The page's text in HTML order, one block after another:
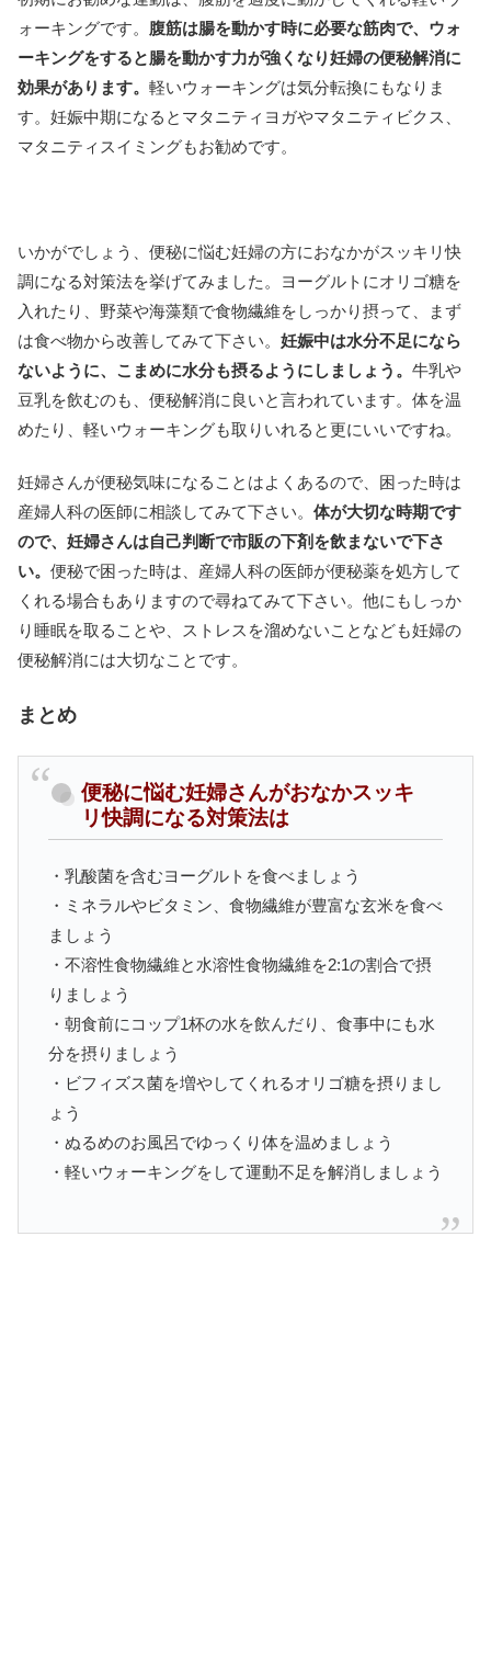
ォーキングです。 腹筋は腸を動かす時に必要な筋肉で、ウォ
ーキングをすると腸を動かす力が強くなり妊婦の便秘解消に
効果があります。 軽いウォーキングは気分転換にもなりま
す。妊娠中期になるとマタニティヨガやマタニティビクス、
マタニティスイミングもお勧めです。
いかがでしょう、便秘に悩む妊婦の方におなかがスッキリ快
調になる対策法を挙げてみました。ヨーグルトにオリゴ糖を
入れたり、野菜や海藻類で食物繊維をしっかり摂って、まず
は食べ物から改善してみて下さい。 妊娠中は水分不足になら
ないように、こまめに水分も摂るようにしましょう。 牛乳や
豆乳を飲むのも、便秘解消に良いと言われています。体を温
めたり、軽いウォーキングも取りいれると更にいいですね。
妊婦さんが便秘気味になることはよくあるので、困った時は
産婦人科の医師に相談してみて下さい。 体が大切な時期です
ので、妊婦さんは自己判断で市販の下剤を飲まないで下さ
い。 便秘で困った時は、産婦人科の医師が便秘薬を処方して
くれる場合もありますので尋ねてみて下さい。他にもしっか
り睡眠を取ることや、ストレスを溜めないことなども妊婦の
便秘解消には大切なことです。
まとめ
便秘に悩む妊婦さんがおなかスッキ
リ快調になる対策法は
・乳酸菌を含むヨーグルトを食べましょう
・ミネラルやビタミン、食物繊維が豊富な玄米を食べ
ましょう
・不溶性食物繊維と水溶性食物繊維を2:1の割合で摂
りましょう
・朝食前にコップ1杯の水を飲んだり、食事中にも水
分を摂りましょう
・ビフィズス菌を増やしてくれるオリゴ糖を摂りまし
ょう
・ぬるめのお風呂でゆっくり体を温めましょう
・軽いウォーキングをして運動不足を解消しましょう